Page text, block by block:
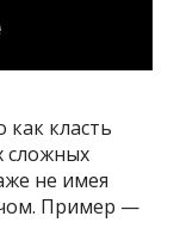
класть
сложных
не имея
Пример —